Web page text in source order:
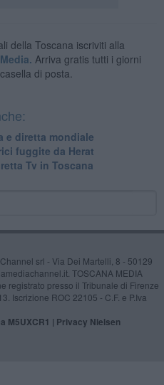
della Toscana iscriviti alla
Arriva gratis tutti i giorni
di posta.
e diretta mondiale
fuggite da Herat
Tv in Toscana
srl - Via Dei Martelli, 8 - 50129
TOSCANA MEDIA
registrato presso il Tribunale di Firenze
Iscrizione ROC 22105 - C.F. e P.Iva
M5UXCR1 | Privacy Nielsen